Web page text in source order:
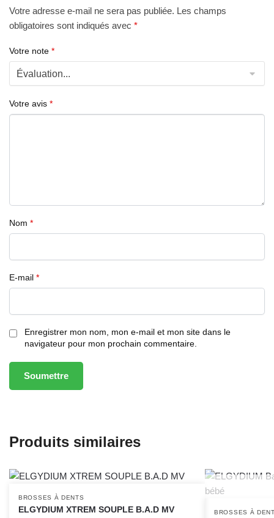
Votre adresse e-mail ne sera pas publiée. Les champs
obligatoires sont indiqués avec *
Votre note *
Votre avis *
Nom *
E-mail *
Enregistrer mon nom, mon e-mail et mon site dans le
navigateur pour mon prochain commentaire.
Produits similaires
BROSSES À DENTS
ELGYDIUM XTREM SOUPLE B.A.D MV BROSSES À